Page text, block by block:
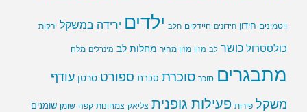
ויטמינים חידון חידונים חיידקים חלב ילדים ירידה במשקל ירקות
כולסטרול כושר לב מזון מזון מהיר מחלות לב מינרלים מלח
מתבגרים סוכר סוכרת סכרת ספורט סרטן עודף
משקל פירות פעילות גופנית צליאק צמחונות קפה שומן שומנים